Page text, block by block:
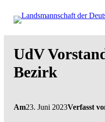
zum
Inhalt
wechseln
UdV
Bezirk
Am23. Juni 2023Verfasst